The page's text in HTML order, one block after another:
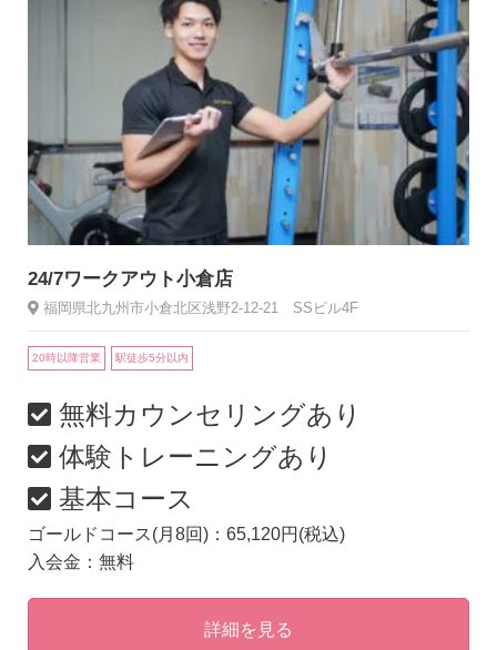
24/7ワークアウト小倉店
福岡県北九州市小倉北区浅野2-12-21 SSビル4F
20時以降営業 駅徒歩5分以内
無料カウンセリングあり
体験トレーニングあり
基本コース
ゴールドコース(月8回)：65,120円(税込)
入会金：無料
詳細を見る